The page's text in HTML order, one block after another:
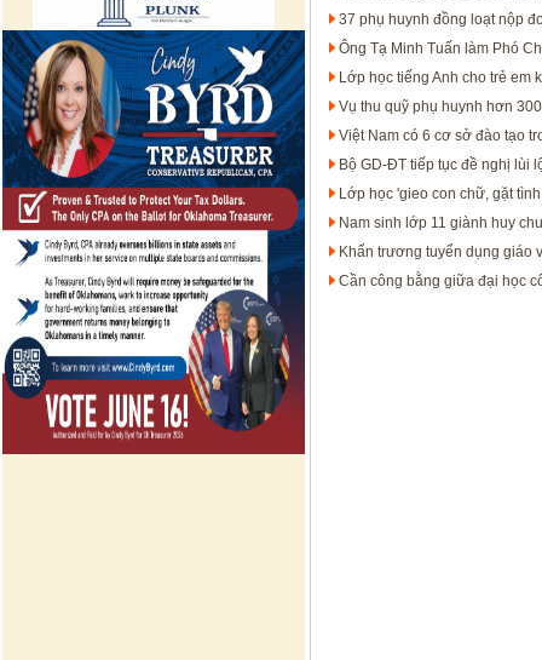
37 phụ huynh đồng loạt nộp
Ông Tạ Minh Tuấn làm Phó
Lớp học tiếng Anh cho trẻ em
Vụ thu quỹ phụ huynh hơn
Việt Nam có 6 cơ sở đào tạo
Bộ GD-ĐT tiếp tục đề nghị lùi
Lớp học 'gieo con chữ, gặt
Nam sinh lớp 11 giành huy
Khẩn trương tuyển dụng giáo
Cần công bằng giữa đại học